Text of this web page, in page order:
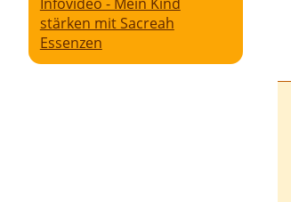
stärken mit Sacreah
Essenzen